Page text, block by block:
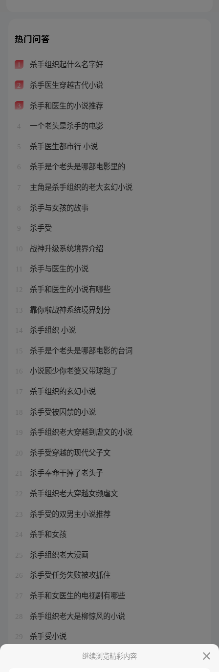
热门问答
1 杀手组织起什么名字好
2 杀手医生穿越古代小说
3 杀手和医生的小说推荐
4 一个老头是杀手的电影
5 杀手医生都市行 小说
6 杀手是个老头是哪部电影里的
7 主角是杀手组织的老大玄幻小说
8 杀手与女孩的故事
9 杀手受
10 战神升级系统境界介绍
杀手与医生的小说
12 杀手和医生的小说有哪些
13 靠你啦战神系统境界划分
14 杀手组织 小说
15 杀手是个老头是哪部电影的台词
16 小说顾少你老婆又带球跑了
17 杀手组织的玄幻小说
18 杀手受被囚禁的小说
19 杀手组织老大穿越到虐文的小说
20 杀手受穿越的现代父子文
21 杀手奉命干掉了老头子
22 杀手组织老大穿越女频虐文
23 杀手受的双男主小说推荐
24 杀手和女孩
25 杀手组织老大漫画
26 杀手受任务失败被攻抓住
27 杀手和女医生的电视剧有哪些
28 杀手组织老大是柳惊风的小说
29 杀手受小说
杀手和医生的小说免费阅读
继续浏览精彩内容